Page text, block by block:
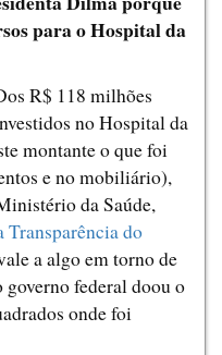
para o Hospital da
R$ 118 milhões
no Hospital da
montante o que foi
e no mobiliário),
da Saúde,
Transparência do
a algo em torno de
federal doou o
onde foi